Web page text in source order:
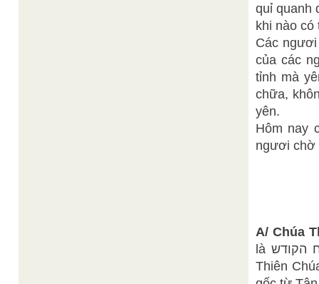
quỉ quanh
khi nào có
Các
của các
tỉnh mà
chữa,
yên.
Hôm nay
ngươi chờ
A/ Chúa
là רוח הקודש Ruah haqodesh. Theo đức tin của Cơ Đốc giáo, ngài là
Thiên